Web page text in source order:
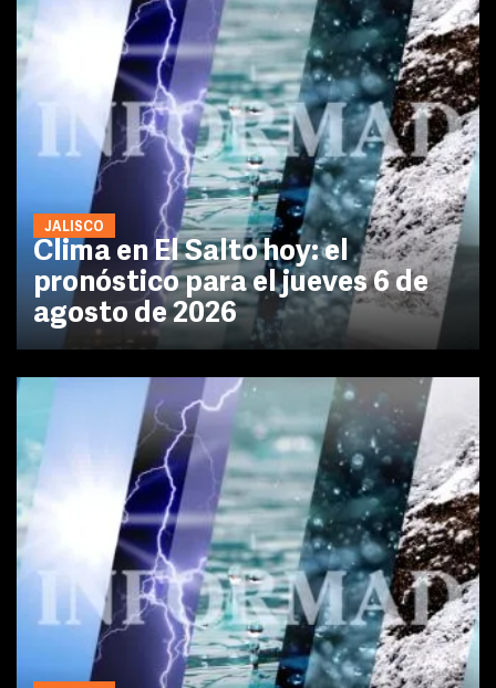
JALISCO
Clima en El Salto hoy: el
pronóstico para el jueves 6 de
agosto de 2026